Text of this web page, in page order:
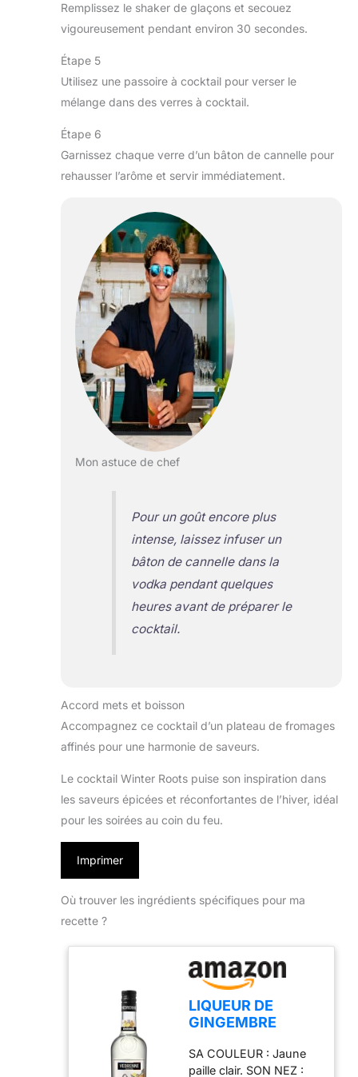
Remplissez le shaker de glaçons et secouez
vigoureusement pendant environ 30 secondes.
Étape 5
Utilisez une passoire à cocktail pour verser le
mélange dans des verres à cocktail.
Étape 6
Garnissez chaque verre d’un bâton de cannelle pour
rehausser l’arôme et servir immédiatement.
Mon astuce de chef
Pour un goût encore plus
intense, laissez infuser un
bâton de cannelle dans la
vodka pendant quelques
heures avant de préparer le
cocktail.
Accord mets et boisson
Accompagnez ce cocktail d’un plateau de fromages
affinés pour une harmonie de saveurs.
Le cocktail Winter Roots puise son inspiration dans
les saveurs épicées et réconfortantes de l’hiver, idéal
pour les soirées au coin du feu.
Imprimer
Où trouver les ingrédients spécifiques pour ma
recette ?
LIQUEUR DE
GINGEMBRE
70 cl
SA COULEUR : Jaune
paille clair. SON NEZ :